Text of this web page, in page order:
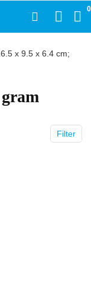
0
x 9.5 x 6.4 cm;
Filter